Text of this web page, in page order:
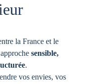
la France et le
sensible,
.
vos envies, vos